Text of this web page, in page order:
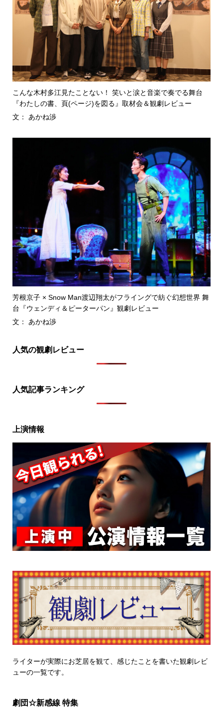
こんな木村多江見たことない！ 笑いと涙と音楽で奏でる舞台
『わたしの書、頁(ページ)を図る』取材会＆観劇レビュー
文： あかね渉
芳根京子 × Snow Man渡辺翔太がフライングで紡ぐ幻想世界 舞
台『ウェンディ＆ピーターパン』観劇レビュー
文： あかね渉
人気の観劇レビュー
人気記事ランキング
上演情報
ライターが実際にお芝居を観て、感じたことを書いた観劇レビ
ューの一覧です。
劇団☆新感線 特集